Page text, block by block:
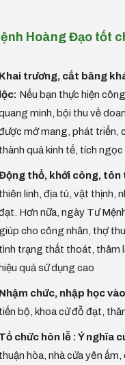
Hoàng Đạo tốt
Khai trương, cắt băng
lộc: Nếu bạn thực hiện
minh, bội thu về
mở mang, phát triển,
thành quả kinh tế, tích
thổ, khởi công, tôn
thiên linh, địa tú, vật thịnh,
Hơn nữa, ngày Tư
giúp cho công nhân, thợ
tình trạng thất thoát, thâm
hiệu quả sử dụng cao
Nhậm chức, nhập học
tiến bộ, khoa cử đỗ đạt,
Tổ chức hôn lễ : Ý nghĩa
thuận hòa, nhà cửa yên